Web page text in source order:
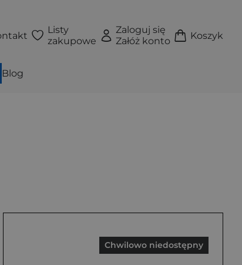
Listy
zakupowe
Zaloguj się
Załóż konto
Koszyk
Blog
Chwilowo niedostępny